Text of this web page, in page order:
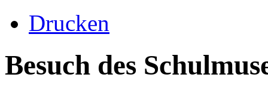
Drucken
Besuch des